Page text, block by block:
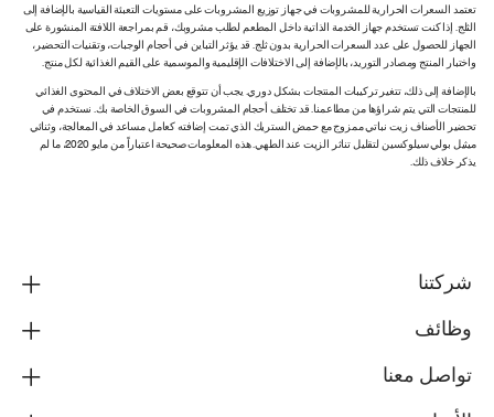
تعتمد السعرات الحرارية للمشروبات في جهاز توزيع المشروبات على مستويات التعبئة القياسية بالإضافة إلى
الثلج. إذا كنت تستخدم جهاز الخدمة الذاتية داخل المطعم لطلب مشروبك، قم بمراجعة اللافتة المنشورة على
الجهاز للحصول على عدد السعرات الحرارية بدون ثلج. قد يؤثر التباين في أحجام الوجبات، وتقنيات التحضير،
واختبار المنتج ومصادر التوريد، بالإضافة إلى الاختلافات الإقليمية والموسمية على القيم الغذائية لكل منتج.
بالإضافة إلى ذلك، تتغير تركيبات المنتجات بشكل دوري. يجب أن تتوقع بعض الاختلاف في المحتوى الغذائي
للمنتجات التي يتم شراؤها من مطاعمنا. قد تختلف أحجام المشروبات في السوق الخاصة بك. نستخدم في
تحضير الأصناف زيت نباتي ممزوج مع حمض الستريك الذي تمت إضافته كعامل مساعد في المعالجة، وثنائي
ميثيل بولي سيلوكسين لتقليل تناثر الزيت عند الطهي. هذه المعلومات صحيحة اعتباراً من مايو 2020، ما لم
يذكر خلاف ذلك.
شركتنا
وظائف
تواصل معنا